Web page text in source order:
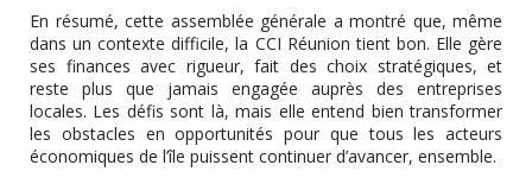
En résumé, cette assemblée générale a montré que, même
dans un contexte difficile, la CCI Réunion tient bon. Elle gère
ses finances avec rigueur, fait des choix stratégiques, et
reste plus que jamais engagée auprès des entreprises
locales. Les défis sont là, mais elle entend bien transformer
les obstacles en opportunités pour que tous les acteurs
économiques de l’île puissent continuer d’avancer, ensemble.